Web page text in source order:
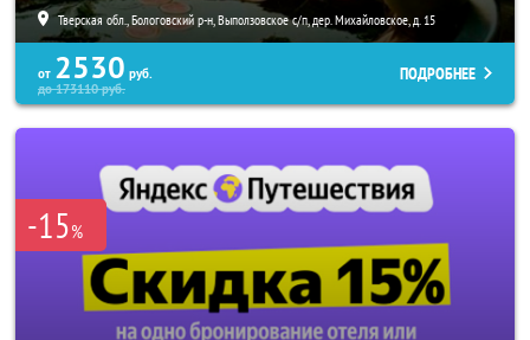
Тверская обл., Бологовский р-н, Выползовское с/п, дер. Михайловское, д. 15
от 2530 руб.
до173110руб.
ПОДРОБНЕЕ
-15%